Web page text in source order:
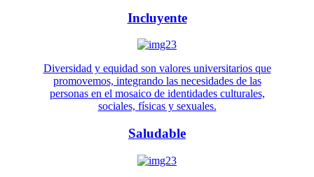
Incluyente
Diversidad y equidad son valores universitarios que
promovemos, integrando las necesidades de las
personas en el mosaico de identidades culturales,
sociales, físicas y sexuales.
Saludable